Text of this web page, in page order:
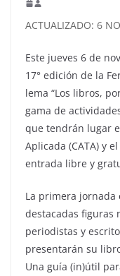
ACTUALIZADO: 6
Este jueves 6 de
17° edición de la
lema “Los libros,
gama de
que tendrán lugar
Aplicada (CATA) y
entrada libre y
La primera jornada
destacadas figuras
periodistas y
presentarán su
Una guía (in)útil